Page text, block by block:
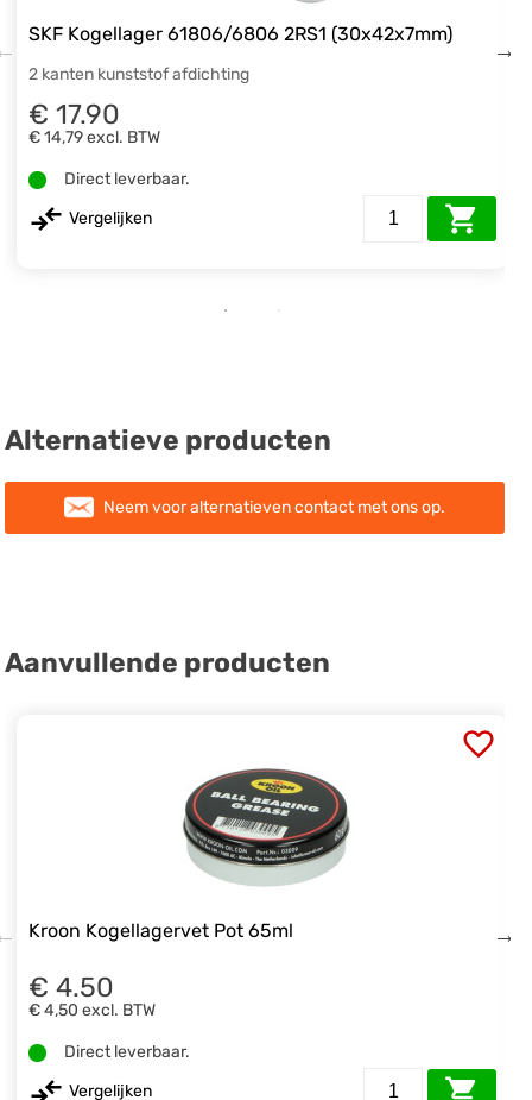
SKF Kogellager 61806/6806 2RS1 (30x42x7mm)
2 kanten kunststof afdichting
€ 17.90
€ 14,79excl. BTW
Direct leverbaar.
Vergelijken
Alternatieve producten
Neem voor alternatieven contact met ons op.
Aanvullende producten
Kroon Kogellagervet Pot 65ml
€ 4.50
€ 4,50 excl. BTW
Direct leverbaar.
Vergelijken